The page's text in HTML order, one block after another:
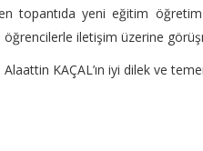
topantıda yeni eğitim öğretim
iletişim üzerine
KAÇAL’ın iyi dilek ve